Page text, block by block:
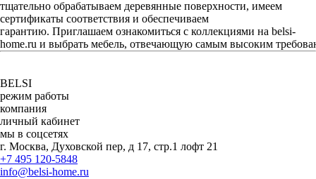
тщательно обрабатываем деревянные поверхности, имеем
сертификаты соответствия и обеспечиваем
гарантию. Приглашаем ознакомиться с коллекциями на belsi-
home.ru и выбрать мебель, отвечающую самым высоким
BELSI
режим работы
компания
личный кабинет
мы в соцсетях
г. Москва, Духовской пер, д 17, стр.1 лофт 21
+7 495 120-5848
info@belsi-home.ru